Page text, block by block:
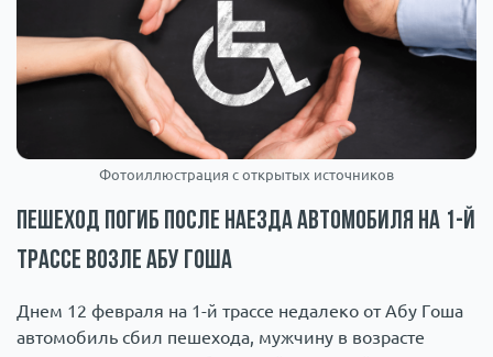
Фотоиллюстрация с открытых источников
Пешеход погиб после наезда автомобиля на 1-й
трассе возле Абу Гоша
Днем 12 февраля на 1-й трассе недалеко от Абу Гоша
автомобиль сбил пешехода, мужчину в возрасте